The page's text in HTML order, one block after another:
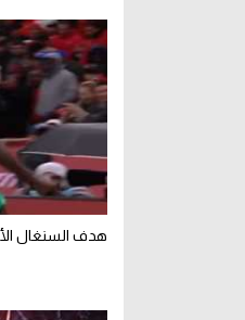
هدف السنغال